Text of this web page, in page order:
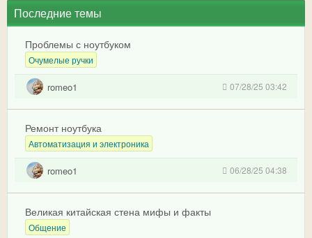
Последние темы
Проблемы с ноутбуком
Очумелые ручки
romeo1 07/28/25 03:42
Ремонт ноутбука
Автоматизация и электроника
romeo1 06/28/25 04:38
Великая китайская стена мифы и факты
Общение